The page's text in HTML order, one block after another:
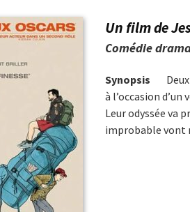
Un film de
Comédie
Synopsis
à l’occasion
Leur odyssée va
improbable vont